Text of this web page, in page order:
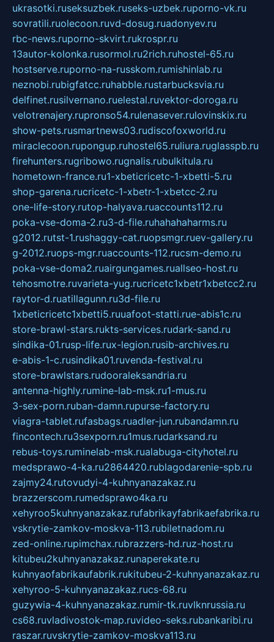
ukrasotki.ruseksuzbek.ruseks-uzbek.ruporno-vk.ru
sovratili.ruolecoon.ruvd-dosug.ruadonyev.ru
rbc-news.ruporno-skvirt.rukrospr.ru
13autor-kolonka.rusormol.ru2rich.ruhostel-65.ru
hostserve.ruporno-na-russkom.rumishinlab.ru
neznobi.rubigfatcc.ruhabble.rustarbucksvia.ru
delfinet.rusilvernano.ruelestal.ruvektor-doroga.ru
velotrenajery.rupronso54.rulenasever.rulovinskix.ru
show-pets.rusmartnews03.rudiscofoxworld.ru
miraclecoon.rupongup.ruhostel65.ruliura.ruglasspb.ru
firehunters.rugribowo.rugnalis.rubulkitula.ru
hometown-france.ru1-xbeticricetc-1-xbetti-5.ru
shop-garena.rucricetc-1-xbetr-1-xbetcc-2.ru
one-life-story.rutop-halyava.ruaccounts112.ru
poka-vse-doma-2.ru3-d-file.ruhahahaharms.ru
g2012.rutst-1.rushaggy-cat.ruopsmgr.ruev-gallery.ru
g-2012.ruops-mgr.ruaccounts-112.rucsm-demo.ru
poka-vse-doma2.ruairgungames.ruallseo-host.ru
tehosmotre.ruvarieta-yug.rucricetc1xbetr1xbetcc2.ru
raytor-d.ruatillagunn.ru3d-file.ru
1xbeticricetc1xbetti5.ruuafoot-statti.rue-abis1c.ru
store-brawl-stars.rukts-services.rudark-sand.ru
sindika-01.rusp-life.rux-legion.rusib-archives.ru
e-abis-1-c.rusindika01.ruvenda-festival.ru
store-brawlstars.rudooraleksandria.ru
antenna-highly.rumine-lab-msk.ru1-mus.ru
3-sex-porn.ruban-damn.rupurse-factory.ru
viagra-tablet.rufasbags.ruadler-jun.rubandamn.ru
fincontech.ru3sexporn.ru1mus.rudarksand.ru
rebus-toys.ruminelab-msk.rualabuga-cityhotel.ru
medsprawo-4-ka.ru2864420.rublagodarenie-spb.ru
zajmy24.rutovudyi-4-kuhnyanazakaz.ru
brazzerscom.rumedsprawo4ka.ru
xehyroo5kuhnyanazakaz.rufabrikayfabrikaefabrika.ru
vskrytie-zamkov-moskva-113.rubiletnadom.ru
zed-online.rupimchax.rubrazzers-hd.ruz-host.ru
kitubeu2kuhnyanazakaz.runaperekate.ru
kuhnyaofabrikaufabrik.rukitubeu-2-kuhnyanazakaz.ru
xehyroo-5-kuhnyanazakaz.rucs-68.ru
guzywia-4-kuhnyanazakaz.rumir-tk.ruvlknrussia.ru
cs68.ruvladivostok-map.ruvideo-seks.rubankaribi.ru
raszar.ruvskrytie-zamkov-moskva113.ru